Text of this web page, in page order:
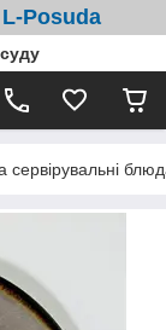
Posuda
сервірувальні